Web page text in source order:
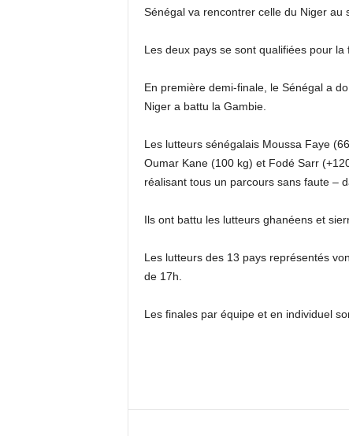
Sénégal va rencontrer celle du Niger au
Les deux pays se sont qualifiées pour
En première demi-finale, le Sénégal a
Niger a battu la Gambie.
Les lutteurs sénégalais Moussa Faye
Oumar Kane (100 kg) et Fodé Sarr
réalisant tous un parcours sans faute –
Ils ont battu les lutteurs ghanéens et
Les lutteurs des 13 pays représentés
de 17h.
Les finales par équipe et en individuel